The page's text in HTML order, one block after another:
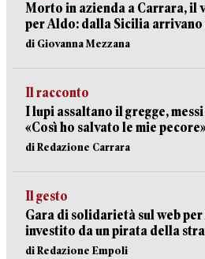
Morto in azienda a Carrara, il
per Aldo: dalla Sicilia
di Giovanna Mezzana
Il racconto
I lupi assaltano il gregge,
«Così ho salvato le mie
di Redazione Carrara
Il gesto
Gara di solidarietà sul web per
investito da un pirata della
di Redazione Empoli